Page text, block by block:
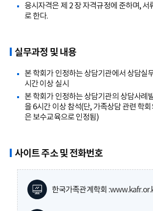
응시자격은 제 2 장 자격규정에 준하며, 서
로 한다.
실무과정 및 내용
본 학회가 인정하는 상담기관에서 상담실
시간 이상 실시
본 학회가 인정하는 상담기관의 상담사례
을 6시간 이상 참석(단, 가족상담 관련 학
은 보수교육으로 인정됨)
사이트 주소 및 전화번호
한국가족관계학회 :